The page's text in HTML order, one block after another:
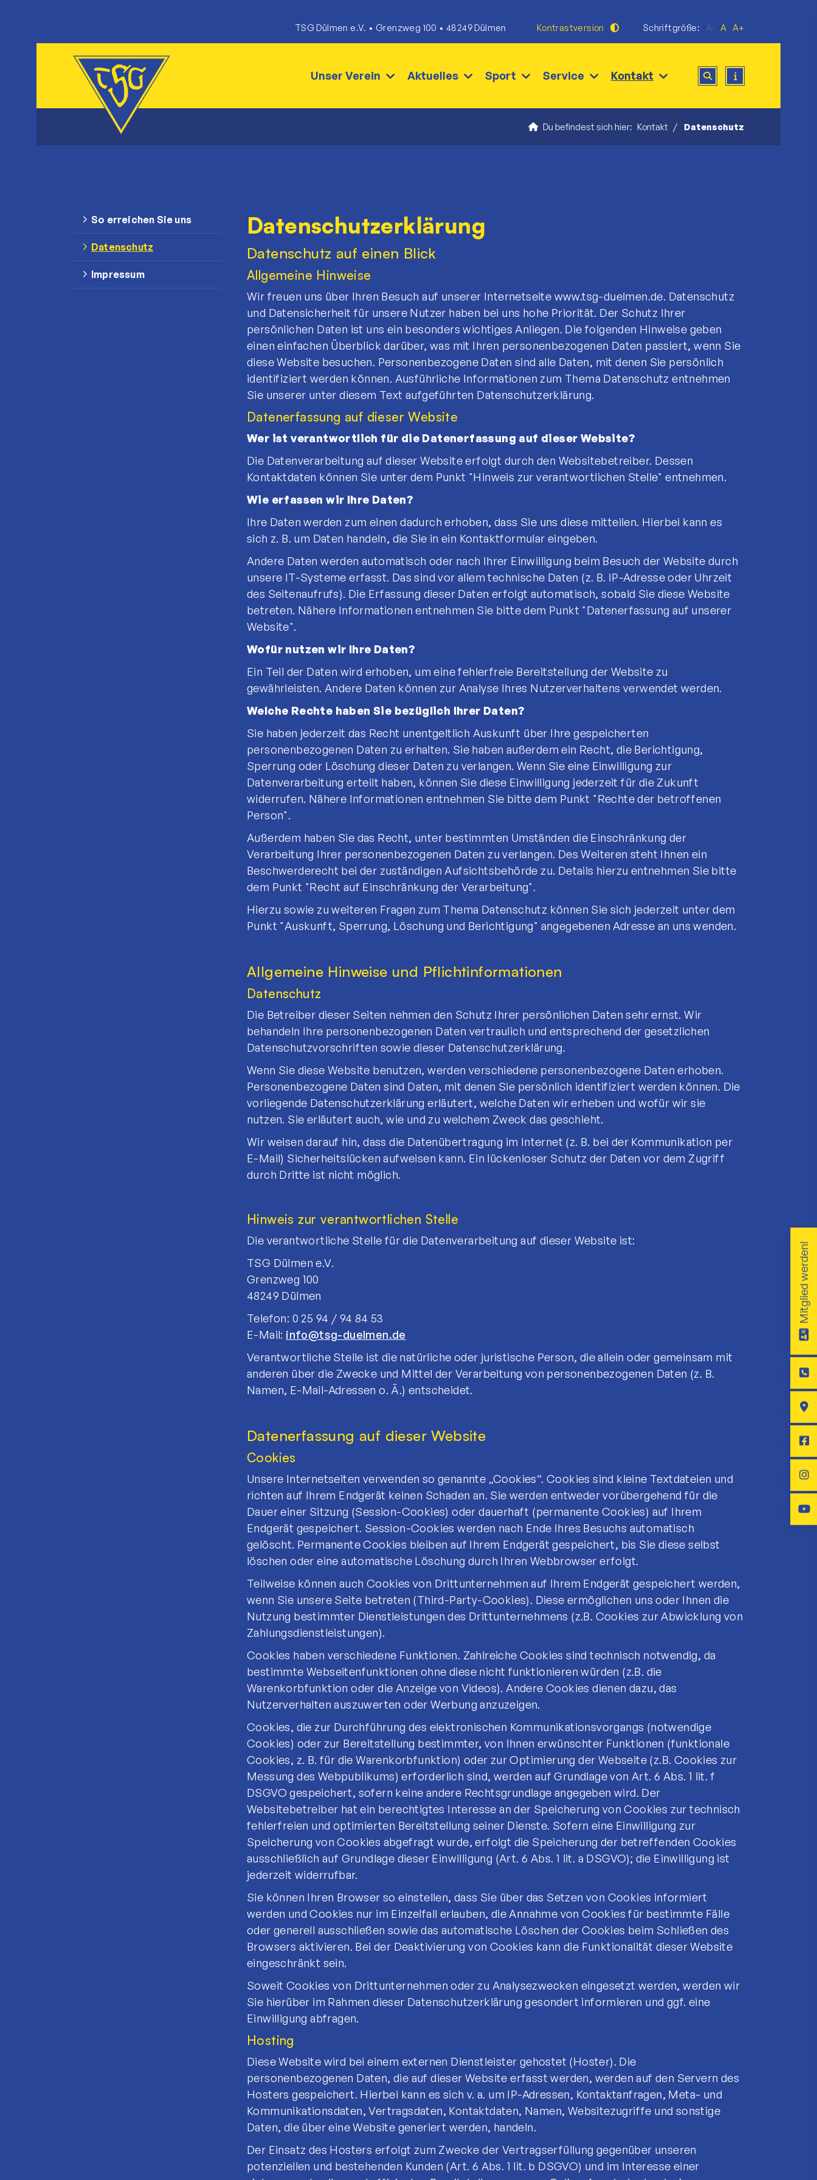
TSG Dülmen e.V. • Grenzweg 100 • 48249 Dülmen Kontrastversion Schriftgröße: A- A A+
Unser Verein Aktuelles Sport Service Kontakt
Mitglieder-Service
Downloads
Mitgliedschaft
Termine
Für Mitglieder und Interessierte
Geschäftsstelle
TSG Dülmen e.V.
Grenzweg 100
48249 Dülmen
Du befindest sich hier: Kontakt Datenschutz
Datenschutzerklärung
Datenschutz auf einen Blick
Allgemeine Hinweise
Wir freuen uns über Ihren Besuch auf unserer Internetseite www.tsg-duelmen.de. Datenschutz
und Datensicherheit für unsere Nutzer haben bei uns hohe Priorität. Der Schutz Ihrer
persönlichen Daten ist uns ein besonders wichtiges Anliegen. Die folgenden Hinweise geben
einen einfachen Überblick darüber, was mit Ihren personenbezogenen Daten passiert, wenn Sie
diese Website besuchen. Personenbezogene Daten sind alle Daten, mit denen Sie persönlich
identifiziert werden können. Ausführliche Informationen zum Thema Datenschutz entnehmen
Sie unserer unter diesem Text aufgeführten Datenschutzerklärung.
Datenerfassung auf dieser Website
Wer ist verantwortlich für die Datenerfassung auf dieser Website?
Die Datenverarbeitung auf dieser Website erfolgt durch den Websitebetreiber. Dessen
Kontaktdaten können Sie unter dem Punkt "Hinweis zur verantwortlichen Stelle" entnehmen.
Wie erfassen wir Ihre Daten?
Ihre Daten werden zum einen dadurch erhoben, dass Sie uns diese mitteilen. Hierbei kann es
sich z. B. um Daten handeln, die Sie in ein Kontaktformular eingeben.
Andere Daten werden automatisch oder nach Ihrer Einwilligung beim Besuch der Website durch
unsere IT-Systeme erfasst. Das sind vor allem technische Daten (z. B. IP-Adresse oder Uhrzeit
des Seitenaufrufs). Die Erfassung dieser Daten erfolgt automatisch, sobald Sie diese Website
betreten. Nähere Informationen entnehmen Sie bitte dem Punkt "Datenerfassung auf unserer
Website".
Wofür nutzen wir Ihre Daten?
Ein Teil der Daten wird erhoben, um eine fehlerfreie Bereitstellung der Website zu
gewährleisten. Andere Daten können zur Analyse Ihres Nutzerverhaltens verwendet werden.
Welche Rechte haben Sie bezüglich Ihrer Daten?
Sie haben jederzeit das Recht unentgeltlich Auskunft über Ihre gespeicherten
personenbezogenen Daten zu erhalten. Sie haben außerdem ein Recht, die Berichtigung,
Sperrung oder Löschung dieser Daten zu verlangen. Wenn Sie eine Einwilligung zur
Datenverarbeitung erteilt haben, können Sie diese Einwilligung jederzeit für die Zukunft
widerrufen. Nähere Informationen entnehmen Sie bitte dem Punkt "Rechte der betroffenen
Person".
Außerdem haben Sie das Recht, unter bestimmten Umständen die Einschränkung der
Verarbeitung Ihrer personenbezogenen Daten zu verlangen. Des Weiteren steht Ihnen ein
Beschwerderecht bei der zuständigen Aufsichtsbehörde zu. Details hierzu entnehmen Sie bitte
dem Punkt "Recht auf Einschränkung der Verarbeitung".
Hierzu sowie zu weiteren Fragen zum Thema Datenschutz können Sie sich jederzeit unter dem
Punkt "Auskunft, Sperrung, Löschung und Berichtigung" angegebenen Adresse an uns wenden.
Allgemeine Hinweise und Pflichtinformationen
Datenschutz
Die Betreiber dieser Seiten nehmen den Schutz Ihrer persönlichen Daten sehr ernst. Wir
behandeln Ihre personenbezogenen Daten vertraulich und entsprechend der gesetzlichen
Datenschutzvorschriften sowie dieser Datenschutzerklärung.
Wenn Sie diese Website benutzen, werden verschiedene personenbezogene Daten erhoben.
Personenbezogene Daten sind Daten, mit denen Sie persönlich identifiziert werden können. Die
vorliegende Datenschutzerklärung erläutert, welche Daten wir erheben und wofür wir sie
nutzen. Sie erläutert auch, wie und zu welchem Zweck das geschieht.
Wir weisen darauf hin, dass die Datenübertragung im Internet (z. B. bei der Kommunikation per
E-Mail) Sicherheitslücken aufweisen kann. Ein lückenloser Schutz der Daten vor dem Zugriff
durch Dritte ist nicht möglich.
Hinweis zur verantwortlichen Stelle
Die verantwortliche Stelle für die Datenverarbeitung auf dieser Website ist:
TSG Dülmen e.V.
Grenzweg 100
48249 Dülmen
Telefon: 0 25 94 / 94 84 53
E-Mail: info@tsg-duelmen.de
Verantwortliche Stelle ist die natürliche oder juristische Person, die allein oder gemeinsam mit
anderen über die Zwecke und Mittel der Verarbeitung von personenbezogenen Daten (z. B.
Namen, E-Mail-Adressen o. Ä.) entscheidet.
Datenerfassung auf dieser Website
Cookies
Unsere Internetseiten verwenden so genannte „Cookies“. Cookies sind kleine Textdateien und
richten auf Ihrem Endgerät keinen Schaden an. Sie werden entweder vorübergehend für die
Dauer einer Sitzung (Session-Cookies) oder dauerhaft (permanente Cookies) auf Ihrem
Endgerät gespeichert. Session-Cookies werden nach Ende Ihres Besuchs automatisch
gelöscht. Permanente Cookies bleiben auf Ihrem Endgerät gespeichert, bis Sie diese selbst
löschen oder eine automatische Löschung durch Ihren Webbrowser erfolgt.
Teilweise können auch Cookies von Drittunternehmen auf Ihrem Endgerät gespeichert werden,
wenn Sie unsere Seite betreten (Third-Party-Cookies). Diese ermöglichen uns oder Ihnen die
Nutzung bestimmter Dienstleistungen des Drittunternehmens (z.B. Cookies zur Abwicklung von
Zahlungsdienstleistungen).
Cookies haben verschiedene Funktionen. Zahlreiche Cookies sind technisch notwendig, da
bestimmte Webseitenfunktionen ohne diese nicht funktionieren würden (z.B. die
Warenkorbfunktion oder die Anzeige von Videos). Andere Cookies dienen dazu, das
Nutzerverhalten auszuwerten oder Werbung anzuzeigen.
Cookies, die zur Durchführung des elektronischen Kommunikationsvorgangs (notwendige
Cookies) oder zur Bereitstellung bestimmter, von Ihnen erwünschter Funktionen (funktionale
Cookies, z. B. für die Warenkorbfunktion) oder zur Optimierung der Webseite (z.B. Cookies zur
Messung des Webpublikums) erforderlich sind, werden auf Grundlage von Art. 6 Abs. 1 lit. f
DSGVO gespeichert, sofern keine andere Rechtsgrundlage angegeben wird. Der
Websitebetreiber hat ein berechtigtes Interesse an der Speicherung von Cookies zur technisch
fehlerfreien und optimierten Bereitstellung seiner Dienste. Sofern eine Einwilligung zur
Speicherung von Cookies abgefragt wurde, erfolgt die Speicherung der betreffenden Cookies
ausschließlich auf Grundlage dieser Einwilligung (Art. 6 Abs. 1 lit. a DSGVO); die Einwilligung ist
jederzeit widerrufbar.
Sie können Ihren Browser so einstellen, dass Sie über das Setzen von Cookies informiert
werden und Cookies nur im Einzelfall erlauben, die Annahme von Cookies für bestimmte Fälle
oder generell ausschließen sowie das automatische Löschen der Cookies beim Schließen des
Browsers aktivieren. Bei der Deaktivierung von Cookies kann die Funktionalität dieser Website
eingeschränkt sein.
Soweit Cookies von Drittunternehmen oder zu Analysezwecken eingesetzt werden, werden wir
Sie hierüber im Rahmen dieser Datenschutzerklärung gesondert informieren und ggf. eine
Einwilligung abfragen.
Hosting
Diese Website wird bei einem externen Dienstleister gehostet (Hoster). Die
personenbezogenen Daten, die auf dieser Website erfasst werden, werden auf den Servern des
Hosters gespeichert. Hierbei kann es sich v. a. um IP-Adressen, Kontaktanfragen, Meta- und
Kommunikationsdaten, Vertragsdaten, Kontaktdaten, Namen, Websitezugriffe und sonstige
Daten, die über eine Website generiert werden, handeln.
Der Einsatz des Hosters erfolgt zum Zwecke der Vertragserfüllung gegenüber unseren
potenziellen und bestehenden Kunden (Art. 6 Abs. 1 lit. b DSGVO) und im Interesse einer
So erreichen Sie uns
Datenschutz
Impressum
Mitglied werden!